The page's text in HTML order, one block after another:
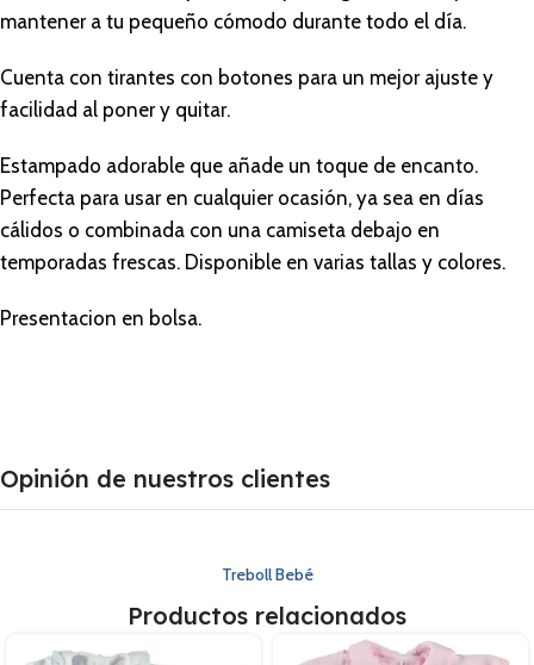
mantener a tu pequeño cómodo durante todo el día.
Cuenta con tirantes con botones para un mejor ajuste y
facilidad al poner y quitar.
Estampado adorable que añade un toque de encanto.
Perfecta para usar en cualquier ocasión, ya sea en días
cálidos o combinada con una camiseta debajo en
temporadas frescas. Disponible en varias tallas y colores.
Presentacion en bolsa.
Opinión de nuestros clientes
Treboll Bebé
Productos relacionados